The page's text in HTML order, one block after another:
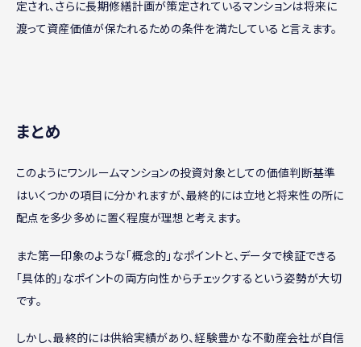
定され、さらに長期修繕計画が策定されているマンションは将来に
渡って資産価値が保たれるための条件を満たしていると言えます。
まとめ
このようにワンルームマンションの投資対象としての価値判断基準
はいくつかの項目に分かれますが、最終的には立地と将来性の所に
配点を多少多めに置く程度が理想と考えます。
また第一印象のような「概念的」なポイントと、データで検証できる
「具体的」なポイントの両方向性からチェックするという姿勢が大切
です。
しかし、最終的には供給実績があり、経験豊かな不動産会社が自信